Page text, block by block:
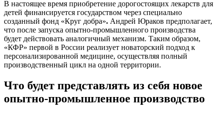
В настоящее время приобретение дорогостоящих лекарств для
детей финансируется государством через специально
созданный фонд «Круг добра». Андрей Юраков предполагает,
что после запуска опытно-промышленного производства
будет действовать аналогичный механизм. Таким образом,
«КФР» первой в России реализует новаторский подход к
персонализированной медицине, осуществляя полный
производственный цикл на одной территории.
Что будет представлять из себя новое
опытно-промышленное производство